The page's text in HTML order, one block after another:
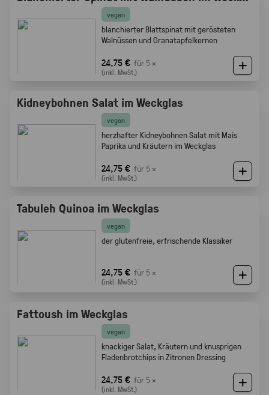
vegan
blanchierter Blattspinat mit gerösteten
Walnüssen und Granatapfelkernen
24,75 € für 5 ×
(inkl. MwSt.)
Kidneybohnen Salat im Weckglas
vegan
herzhafter Kidneybohnen Salat mit Mais
Paprika und Kräutern im Weckglas
24,75 € für 5 ×
(inkl. MwSt.)
Tabuleh Quinoa im Weckglas
vegan
der glutenfreie, erfrischende Klassiker
24,75 € für 5 ×
(inkl. MwSt.)
Fattoush im Weckglas
vegan
knackiger Salat, Kräutern und knusprigen
Fladenbrotchips in Zitronen Dressing
24,75 € für 5 ×
(inkl. MwSt.)